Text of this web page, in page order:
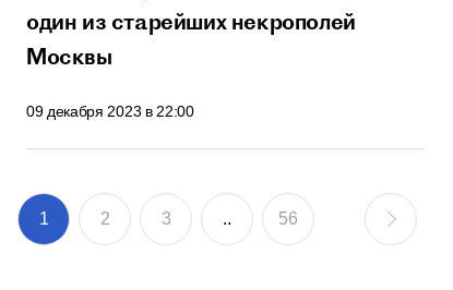
один из старейших некрополей
Москвы
09 декабря 2023 в 22:00
1 2 3 .. 56